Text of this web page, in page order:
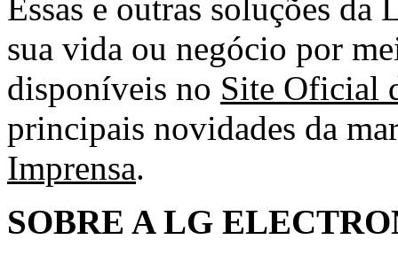
Essas e outras soluções
sua vida ou negócio por
disponíveis no Site Oficial
principais novidades da
Imprensa.
SOBRE A LG